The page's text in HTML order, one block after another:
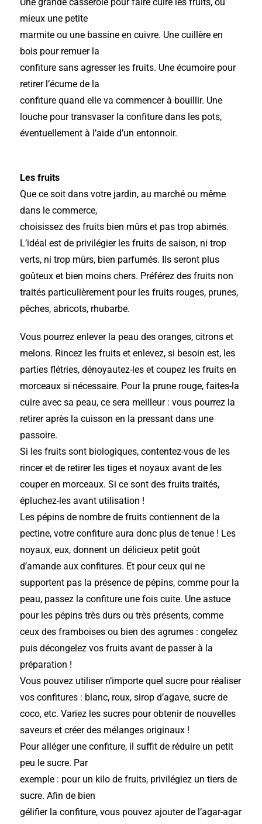
Une grande casserole pour faire cuire les fruits, ou
mieux une petite
marmite ou une bassine en cuivre. Une cuillère en
bois pour remuer la
confiture sans agresser les fruits. Une écumoire pour
retirer l’écume de la
confiture quand elle va commencer à bouillir. Une
louche pour transvaser la confiture dans les pots,
éventuellement à l’aide d’un entonnoir.
Les fruits
Que ce soit dans votre jardin, au marché ou même
dans le commerce,
choisissez des fruits bien mûrs et pas trop abimés.
L’idéal est de privilégier les fruits de saison, ni trop
verts, ni trop mûrs, bien parfumés. Ils seront plus
goûteux et bien moins chers. Préférez des fruits non
traités particulièrement pour les fruits rouges, prunes,
pêches, abricots, rhubarbe.
Vous pourrez enlever la peau des oranges, citrons et
melons. Rincez les fruits et enlevez, si besoin est, les
parties flétries, dénoyautez-les et coupez les fruits en
morceaux si nécessaire. Pour la prune rouge, faites-la
cuire avec sa peau, ce sera meilleur : vous pourrez la
retirer après la cuisson en la pressant dans une
passoire.
Si les fruits sont biologiques, contentez-vous de les
rincer et de retirer les tiges et noyaux avant de les
couper en morceaux. Si ce sont des fruits traités,
épluchez-les avant utilisation !
Les pépins de nombre de fruits contiennent de la
pectine, votre confiture aura donc plus de tenue ! Les
noyaux, eux, donnent un délicieux petit goût
d’amande aux confitures. Et pour ceux qui ne
supportent pas la présence de pépins, comme pour la
peau, passez la confiture une fois cuite. Une astuce
pour les pépins très durs ou très présents, comme
ceux des framboises ou bien des agrumes : congelez
puis décongelez vos fruits avant de passer à la
préparation !
Vous pouvez utiliser n’importe quel sucre pour réaliser
vos confitures : blanc, roux, sirop d’agave, sucre de
coco, etc. Variez les sucres pour obtenir de nouvelles
saveurs et créer des mélanges originaux !
Pour alléger une confiture, il suffit de réduire un petit
peu le sucre. Par
exemple : pour un kilo de fruits, privilégiez un tiers de
sucre. Afin de bien
gélifier la confiture, vous pouvez ajouter de l’agar-agar